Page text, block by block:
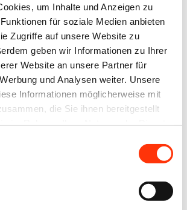
um Inhalte und Anzeigen zu
für soziale Medien anbieten
Zugriffe auf unsere Website zu
geben wir Informationen zu Ihrer
Website an unsere Partner für
und Analysen weiter. Unsere
Informationen möglicherweise mit
die Sie ihnen bereitgestellt